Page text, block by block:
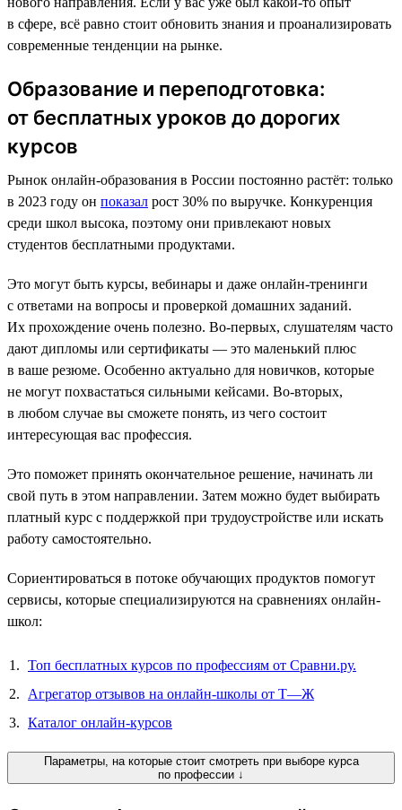
в сфере, всё равно стоит обновить знания и проанализировать
современные тенденции на рынке.
Образование и переподготовка:
от бесплатных уроков до дорогих
курсов
Рынок онлайн-образования в России постоянно растёт: только
в 2023 году он показал рост 30% по выручке. Конкуренция
среди школ высока, поэтому они привлекают новых
студентов бесплатными продуктами.
Это могут быть курсы, вебинары и даже онлайн-тренинги
с ответами на вопросы и проверкой домашних заданий.
Их прохождение очень полезно. Во-первых, слушателям часто
дают дипломы или сертификаты — это маленький плюс
в ваше резюме. Особенно актуально для новичков, которые
не могут похвастаться сильными кейсами. Во-вторых,
в любом случае вы сможете понять, из чего состоит
интересующая вас профессия.
Это поможет принять окончательное решение, начинать ли
свой путь в этом направлении. Затем можно будет выбирать
платный курс с поддержкой при трудоустройстве или искать
работу самостоятельно.
Сориентироваться в потоке обучающих продуктов помогут
сервисы, которые специализируются на сравнениях онлайн-
школ:
Топ бесплатных курсов по профессиям от Сравни.ру.
Агрегатор отзывов на онлайн-школы от Т—Ж
Каталог онлайн-курсов
Параметры, на которые стоит смотреть при выборе курса
по профессии ↓